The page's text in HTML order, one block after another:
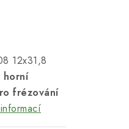
12x31,8
horní
frézování